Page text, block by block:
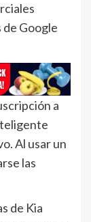
de Google
a
Al usar un
las
de Kia